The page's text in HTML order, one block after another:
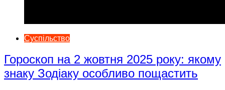
Суспільство
Гороскоп на 2 жовтня 2025 року: якому
знаку Зодіаку особливо пощастить